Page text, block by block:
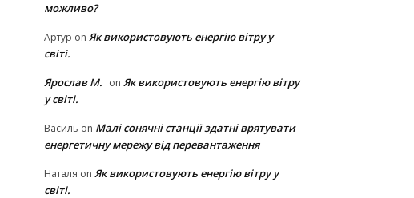
можливо?
Артур on Як використовують енергію вітру у
світі.
Ярослав М. on Як використовують енергію вітру
у світі.
Василь on Малі сонячні станції здатні врятувати
енергетичну мережу від перевантаження
Наталя on Як використовують енергію вітру у
світі.